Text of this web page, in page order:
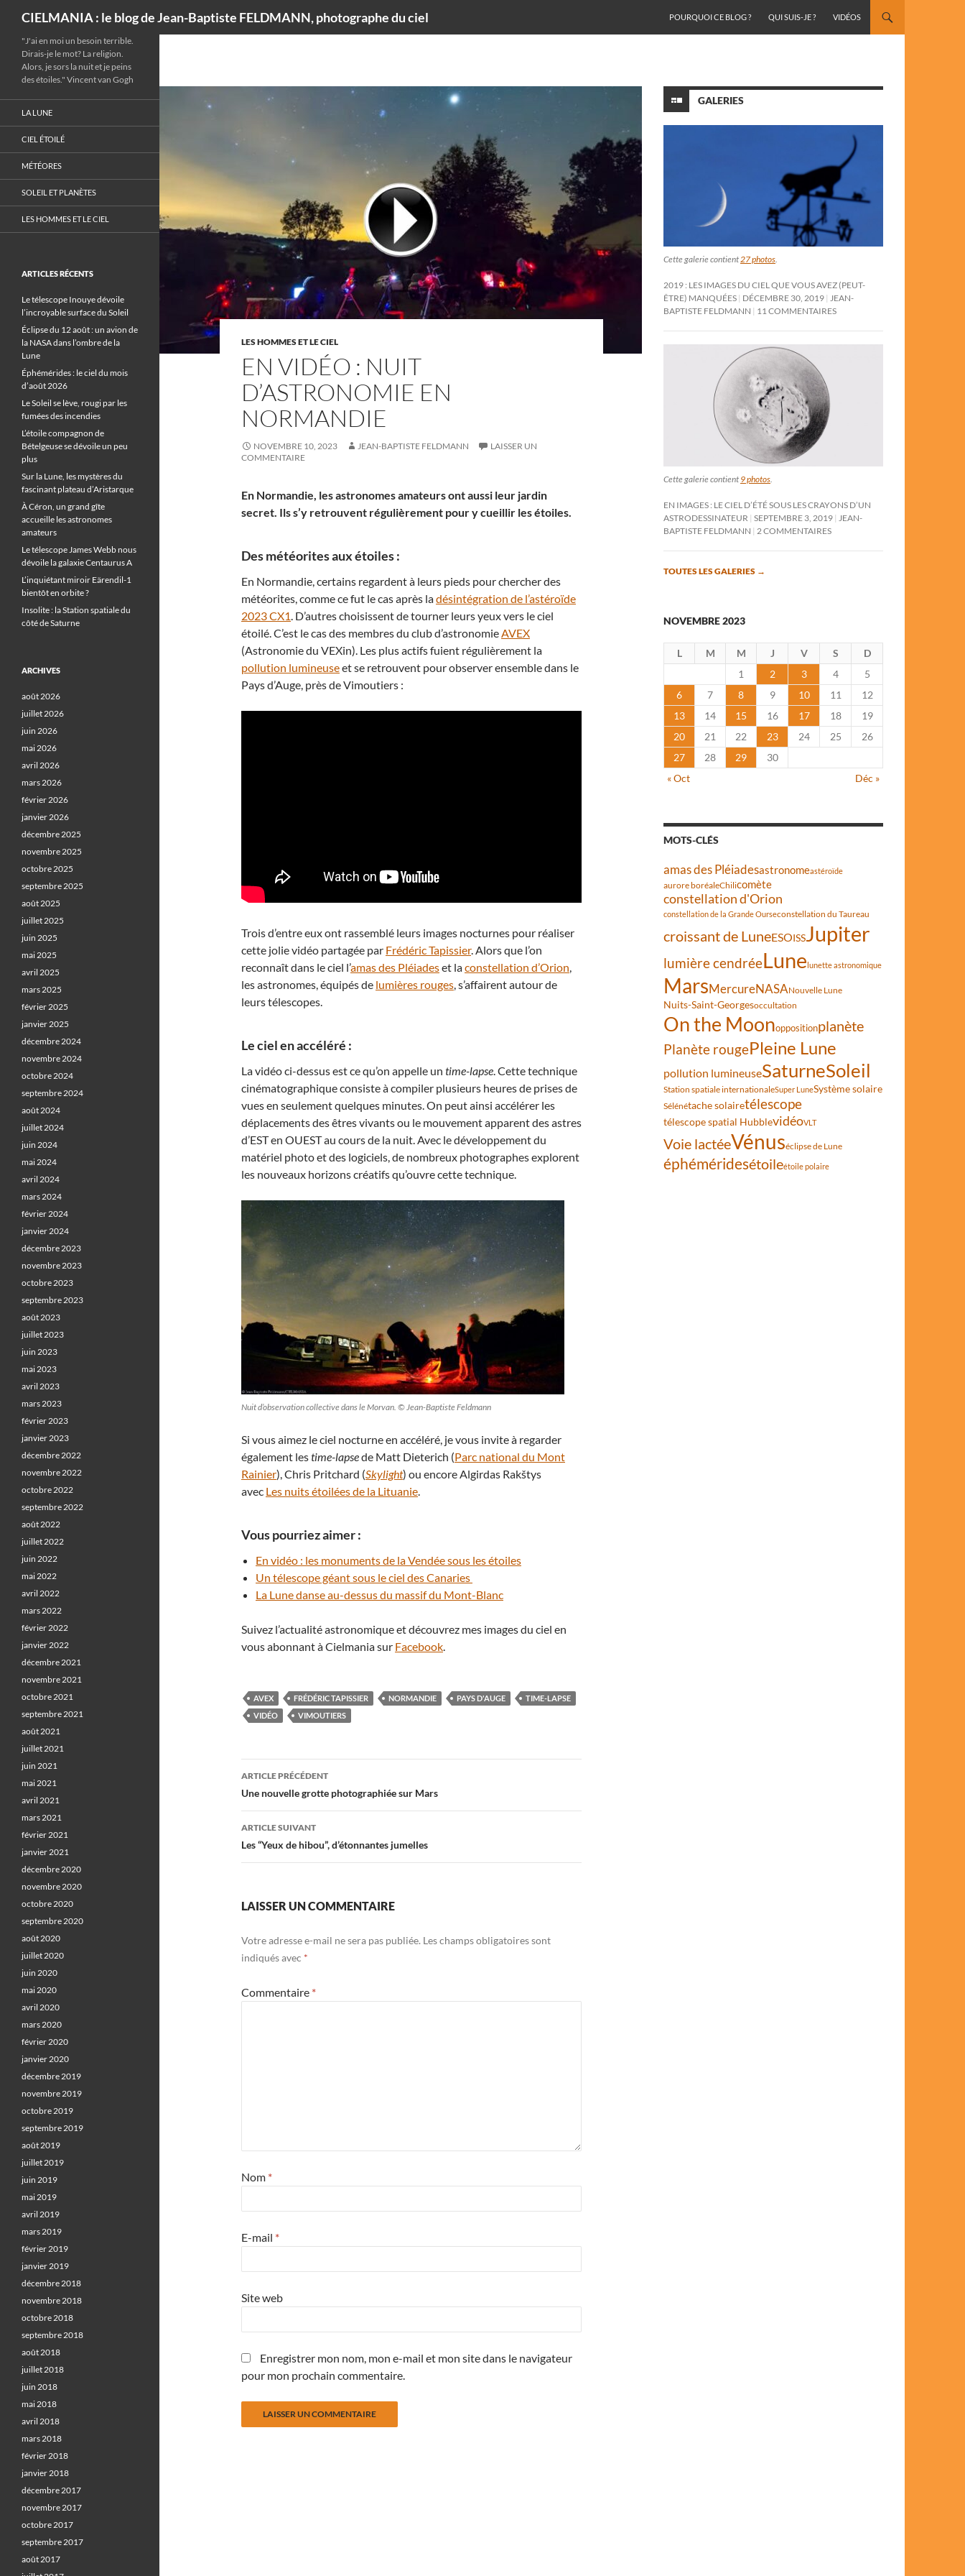
CIELMANIA : le blog de Jean-Baptiste FELDMANN, photographe du ciel
POURQUOI CE BLOG ?
QUI SUIS-JE ? VIDÉOS
LES HOMMES ET LE CIEL
EN VIDÉO : NUIT
D’ASTRONOMIE EN
NORMANDIE
NOVEMBRE 10, 2023 JEAN-BAPTISTE FELDMANN
LAISSER UN
COMMENTAIRE
En Normandie, les astronomes amateurs ont aussi leur jardin
secret. Ils s’y retrouvent régulièrement pour y cueillir les étoiles.
Des météorites aux étoiles :
En Normandie, certains regardent à leurs pieds pour chercher des
météorites, comme ce fut le cas après ladésintégration de l’astéroïde
2023 CX1. D’autres choisissent de tourner leurs yeux vers le ciel
étoilé. C’est le cas des membres du club d’astronomieAVEX
(Astronomie du VEXin). Les plus actifs fuient régulièrement la
pollution lumineuseet se retrouvent pour observer ensemble dans le
Pays d’Auge, près de Vimoutiers :
Trois d’entre eux ont rassemblé leurs images nocturnes pour réaliser
cette jolie vidéo partagée par Frédéric Tapissier. Alors que l’on
reconnaît dans le ciel l’amas des Pléiadeset laconstellation d’Orion,
les astronomes, équipés de lumières rouges, s’affairent autour de
leurs télescopes.
Le ciel en accéléré :
La vidéo ci-dessus est ce qu’on appelle un time-lapse. Cette technique
cinématographique consiste à compiler plusieurs heures de prises de
vues en seulement quelques minutes. On peut ainsi accélérer les
déplacements des êtres vivants ou le mouvement apparent des astres
d’EST en OUEST au cours de la nuit. Avec le développement du
matériel photo et des logiciels, de nombreux photographes explorent
les nouveaux horizons créatifs qu’ouvre cette technique.
Nuit d’observation collective dans le Morvan. © Jean-Baptiste Feldmann
Si vous aimez le ciel nocturne en accéléré, je vous invite à regarder
également lestime-lapsede Matt Dieterich (Parc national du Mont
Rainier), Chris Pritchard (Skylight) ou encore Algirdas Rakštys
avec Les nuits étoilées de la Lituanie.
Vous pourriez aimer :
En vidéo : les monuments de la Vendée sous les étoiles
Un télescope géant sous le ciel des Canaries
La Lune danse au-dessus du massif du Mont-Blanc
Suivez l’actualité astronomique et découvrez mes images du ciel en
vous abonnant à Cielmania sur Facebook.
AVEX FRÉDÉRIC TAPISSIER NORMANDIE PAYS D'AUGE
TIME-LAPSE
VIDÉO
VIMOUTIERS
Navigation
des
articles
ARTICLE PRÉCÉDENT
Une nouvelle grotte photographiée sur Mars
ARTICLE SUIVANT
Les “Yeux de hibou”, d’étonnantes jumelles
LAISSER UN COMMENTAIRE
Votre adresse e-mail ne sera pas publiée. Les champs obligatoires sont
indiqués avec *
Commentaire *
Nom *
E-mail *
Site web
Enregistrer mon nom, mon e-mail et mon site dans le navigateur
pour mon prochain commentaire.
GALERIES
Cette galerie contient27 photos.
2019 : LES IMAGES DU CIEL QUE VOUS AVEZ (PEUT-
ÊTRE) MANQUÉES DÉCEMBRE 30, 2019 JEAN-
BAPTISTE FELDMANN
11 COMMENTAIRES
Cette galerie contient 9 photos
EN IMAGES : LE CIEL D’ÉTÉ SOUS LES CRAYONS D’UN
ASTRODESSINATEUR SEPTEMBRE 3, 2019
JEAN-
BAPTISTE FELDMANN
2 COMMENTAIRES
TOUTES LES GALERIES →
NOVEMBRE 2023
L M M J V S
D
1
2 3 4
5
6
7 8 9 10 11
12
13
14 15 16 17 18
19
20
21 22 23 24 25
26
27
28 29
30
« Oct
Déc »
MOTS-CLÉS
amas des Pléiadesastronomeastéroïde
aurore boréaleChilicomète
constellation d'Orion
constellation de la Grande Ourseconstellation du Taureau
croissant de LuneESOISSJupiter
lumière cendréeLunelunette astronomique
MarsMercureNASANouvelle Lune
Nuits-Saint-Georgesoccultation
On the Moonoppositionplanète
Planète rougePleine Lune
pollution lumineuseSaturneSoleil
Station spatiale internationaleSuper LuneSystème solaire
Sélénétache solairetélescope
télescope spatial HubblevidéoVLT
Voie lactéeVénuséclipse de Lune
éphéméridesétoileétoile polaire
"J'ai en moi un besoin terrible.
Dirais-je le mot? La religion.
Alors, je sors la nuit et je peins
des étoiles." Vincent van Gogh
LA LUNE
CIEL ÉTOILÉ
MÉTÉORES
SOLEIL ET PLANÈTES
LES HOMMES ET LE CIEL
ARTICLES RÉCENTS
Le télescope Inouye dévoile
l’incroyable surface du Soleil
Éclipse du 12 août : un avion de
la NASA dans l’ombre de la
Lune
Éphémérides : le ciel du mois
d’août 2026
Le Soleil se lève, rougi par les
fumées des incendies
L’étoile compagnon de
Bételgeuse se dévoile un peu
plus
Sur la Lune, les mystères du
fascinant plateau d’Aristarque
À Céron, un grand gîte
accueille les astronomes
amateurs
Le télescope James Webb nous
dévoile la galaxie Centaurus A
L’inquiétant miroir Eärendil-1
bientôt en orbite ?
Insolite : la Station spatiale du
côté de Saturne
ARCHIVES
août 2026
juillet 2026
juin 2026
mai 2026
avril 2026
mars 2026
février 2026
janvier 2026
décembre 2025
novembre 2025
octobre 2025
septembre 2025
août 2025
juillet 2025
juin 2025
mai 2025
avril 2025
mars 2025
février 2025
janvier 2025
décembre 2024
novembre 2024
octobre 2024
septembre 2024
août 2024
juillet 2024
juin 2024
mai 2024
avril 2024
mars 2024
février 2024
janvier 2024
décembre 2023
novembre 2023
octobre 2023
septembre 2023
août 2023
juillet 2023
juin 2023
mai 2023
avril 2023
mars 2023
février 2023
janvier 2023
décembre 2022
novembre 2022
octobre 2022
septembre 2022
août 2022
juillet 2022
juin 2022
mai 2022
avril 2022
mars 2022
février 2022
janvier 2022
décembre 2021
novembre 2021
octobre 2021
septembre 2021
août 2021
juillet 2021
juin 2021
mai 2021
avril 2021
mars 2021
février 2021
janvier 2021
décembre 2020
novembre 2020
octobre 2020
septembre 2020
août 2020
juillet 2020
juin 2020
mai 2020
avril 2020
mars 2020
février 2020
janvier 2020
décembre 2019
novembre 2019
octobre 2019
septembre 2019
août 2019
juillet 2019
juin 2019
mai 2019
avril 2019
mars 2019
février 2019
janvier 2019
décembre 2018
novembre 2018
octobre 2018
septembre 2018
août 2018
juillet 2018
juin 2018
mai 2018
avril 2018
mars 2018
février 2018
janvier 2018
décembre 2017
novembre 2017
octobre 2017
septembre 2017
août 2017